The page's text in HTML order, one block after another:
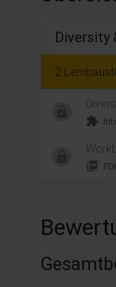
Diversity
2
extension
picture_as_pdf